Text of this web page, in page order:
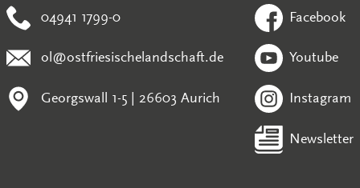
04941 1799-0
ol@ostfriesischelandschaft.de
Georgswall 1-5 | 26603 Aurich
Facebook
Youtube
Instagram
Newsletter